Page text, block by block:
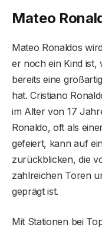
Mateo
Mateo Ronaldos
er noch ein Kind ist,
bereits eine
hat. Cristiano
im Alter von 17
Ronaldo, oft als
gefeiert, kann auf
zurückblicken, die
zahlreichen Toren
geprägt ist.
Mit Stationen bei